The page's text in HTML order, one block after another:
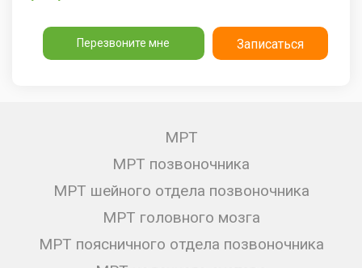
Перезвоните мне Записаться
МРТ
МРТ позвоночника
МРТ шейного отдела позвоночника
МРТ головного мозга
МРТ поясничного отдела позвоночника